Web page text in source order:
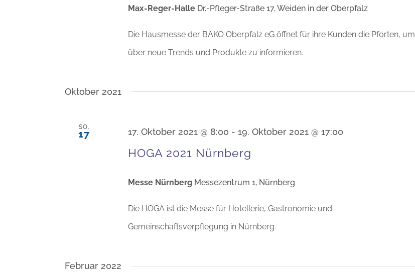
Max-Reger-Halle Dr.-Pfleger-Straße 17, Weiden in der Oberpfalz
Die Hausmesse der BÄKO Oberpfalz eG öffnet für ihre Kunden die Pforten, um
über neue Trends und Produkte zu informieren.
Oktober 2021
SO.
17 17. Oktober 2021 @ 8:00 - 19. Oktober 2021 @ 17:00
HOGA 2021 Nürnberg
Messe Nürnberg Messezentrum 1, Nürnberg
Die HOGA ist die Messe für Hotellerie, Gastronomie und
Gemeinschaftsverpflegung in Nürnberg.
Februar 2022